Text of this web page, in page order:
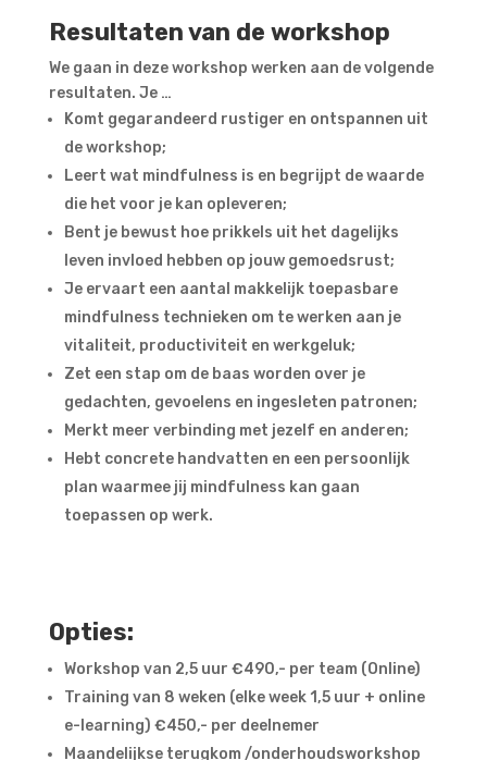
Resultaten van de workshop
We gaan in deze workshop werken aan de volgende
resultaten. Je …
Komt gegarandeerd rustiger en ontspannen uit
de workshop;
Leert wat mindfulness is en begrijpt de waarde
die het voor je kan opleveren;
Bent je bewust hoe prikkels uit het dagelijks
leven invloed hebben op jouw gemoedsrust;
Je ervaart een aantal makkelijk toepasbare
mindfulness technieken om te werken aan je
vitaliteit, productiviteit en werkgeluk;
Zet een stap om de baas worden over je
gedachten, gevoelens en ingesleten patronen;
Merkt meer verbinding met jezelf en anderen;
Hebt concrete handvatten en een persoonlijk
plan waarmee jij mindfulness kan gaan
toepassen op werk.
Opties:
Workshop van 2,5 uur €490,- per team (Online)
Training van 8 weken (elke week 1,5 uur + online
e-learning) €450,- per deelnemer
Maandelijkse terugkom /onderhoudsworkshop